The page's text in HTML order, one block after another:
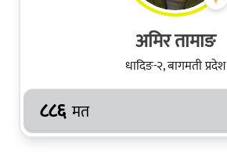
अमिर तामाङ
धादिङ-२, बागमती प्रदेश
८८६ मत